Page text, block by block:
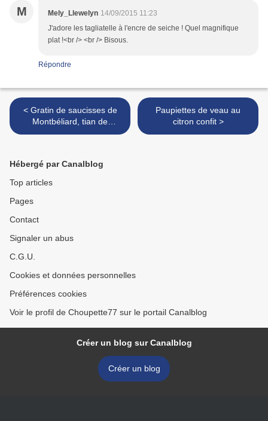
M Mely_Llewelyn 14/09/2015 11:23
J'adore les tagliatelle à l'encre de seiche ! Quel magnifique
plat !<br /> <br /> Bisous.
Répondre
< Gratin de saucisses de
Montbéliard, tian de
légumes au thym
Paupiettes de veau au
citron confit >
Hébergé par Canalblog
Top articles
Pages
Contact
Signaler un abus
C.G.U.
Cookies et données personnelles
Préférences cookies
Voir le profil de Choupette77 sur le portail Canalblog
Créer un blog sur Canalblog
Créer un blog